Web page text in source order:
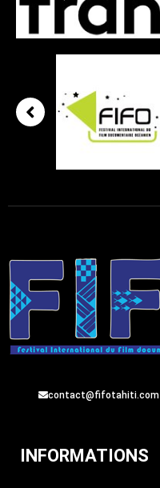
contact@fifotahiti.com
INFORMATIONS